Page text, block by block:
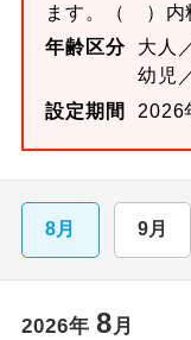
ます。
（ ）内
年齢区分
大人
幼児
設定期間
2026
8月 9月
2026年 8月